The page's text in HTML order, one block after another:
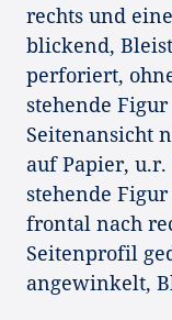
rechts und
blickend,
perforiert,
stehende
Seitenansicht
auf Papier,
stehende
frontal nach
Seitenprofil
angewinkelt,